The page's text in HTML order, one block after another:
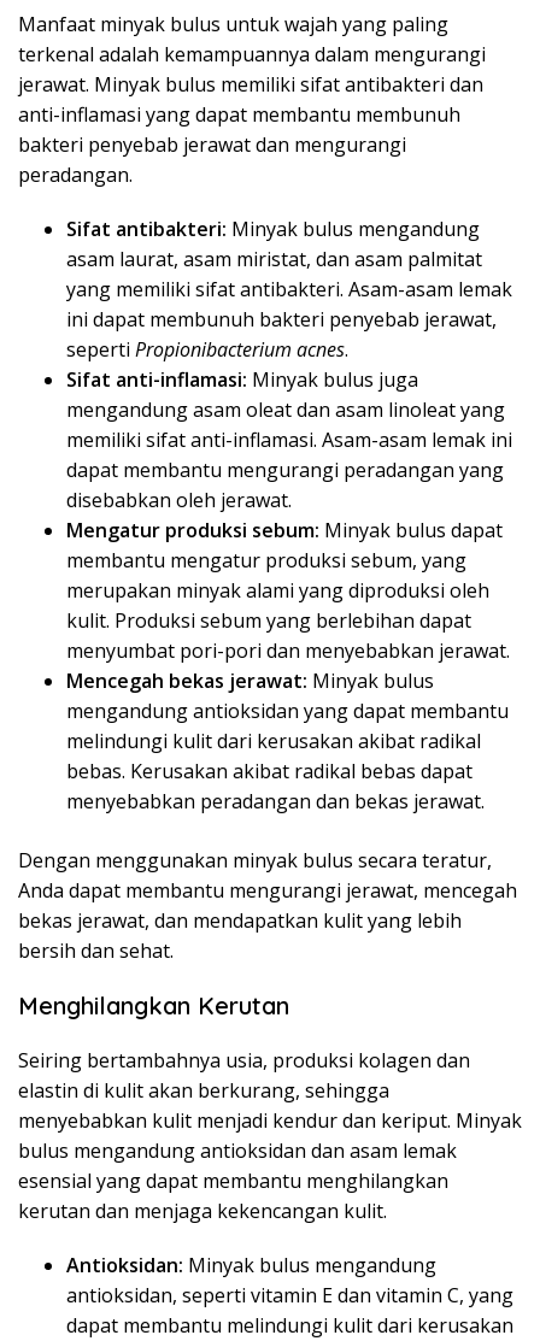
Manfaat minyak bulus untuk wajah yang paling
terkenal adalah kemampuannya dalam mengurangi
jerawat. Minyak bulus memiliki sifat antibakteri dan
anti-inflamasi yang dapat membantu membunuh
bakteri penyebab jerawat dan mengurangi
peradangan.
Sifat antibakteri: Minyak bulus mengandung
asam laurat, asam miristat, dan asam palmitat
yang memiliki sifat antibakteri. Asam-asam lemak
ini dapat membunuh bakteri penyebab jerawat,
seperti Propionibacterium acnes.
Sifat anti-inflamasi: Minyak bulus juga
mengandung asam oleat dan asam linoleat yang
memiliki sifat anti-inflamasi. Asam-asam lemak ini
dapat membantu mengurangi peradangan yang
disebabkan oleh jerawat.
Mengatur produksi sebum: Minyak bulus dapat
membantu mengatur produksi sebum, yang
merupakan minyak alami yang diproduksi oleh
kulit. Produksi sebum yang berlebihan dapat
menyumbat pori-pori dan menyebabkan jerawat.
Mencegah bekas jerawat: Minyak bulus
mengandung antioksidan yang dapat membantu
melindungi kulit dari kerusakan akibat radikal
bebas. Kerusakan akibat radikal bebas dapat
menyebabkan peradangan dan bekas jerawat.
Dengan menggunakan minyak bulus secara teratur,
Anda dapat membantu mengurangi jerawat, mencegah
bekas jerawat, dan mendapatkan kulit yang lebih
bersih dan sehat.
Menghilangkan Kerutan
Seiring bertambahnya usia, produksi kolagen dan
elastin di kulit akan berkurang, sehingga
menyebabkan kulit menjadi kendur dan keriput. Minyak
bulus mengandung antioksidan dan asam lemak
esensial yang dapat membantu menghilangkan
kerutan dan menjaga kekencangan kulit.
Antioksidan: Minyak bulus mengandung
antioksidan, seperti vitamin E dan vitamin C, yang
dapat membantu melindungi kulit dari kerusakan